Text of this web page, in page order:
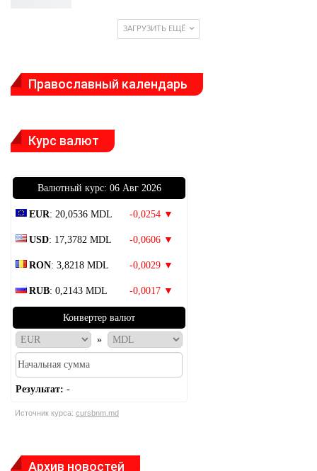
ЗАГРУЗИТЬ ЕЩЁ
Православный календарь
Курс валют
Bалютный курс: 06 Авг 2026
EUR: 20,0536 MDL -0,0254 ▼
USD: 17,3782 MDL -0,0606 ▼
RON: 3,8218 MDL -0,0029 ▼
RUB: 0,2143 MDL -0,0017 ▼
Конвертер валют
»
Результат: -
Источник курса: cursbnm.md
Архив новостей